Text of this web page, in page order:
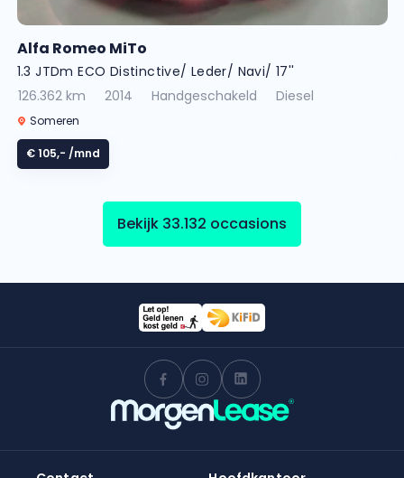
Alfa Romeo MiTo
1.3 JTDm ECO Distinctive/ Leder/ Navi/ 17''
126.362 km
2014 Handgeschakeld Diesel
Someren
€ 105,- /mnd
Bekijk 33.132 occasions